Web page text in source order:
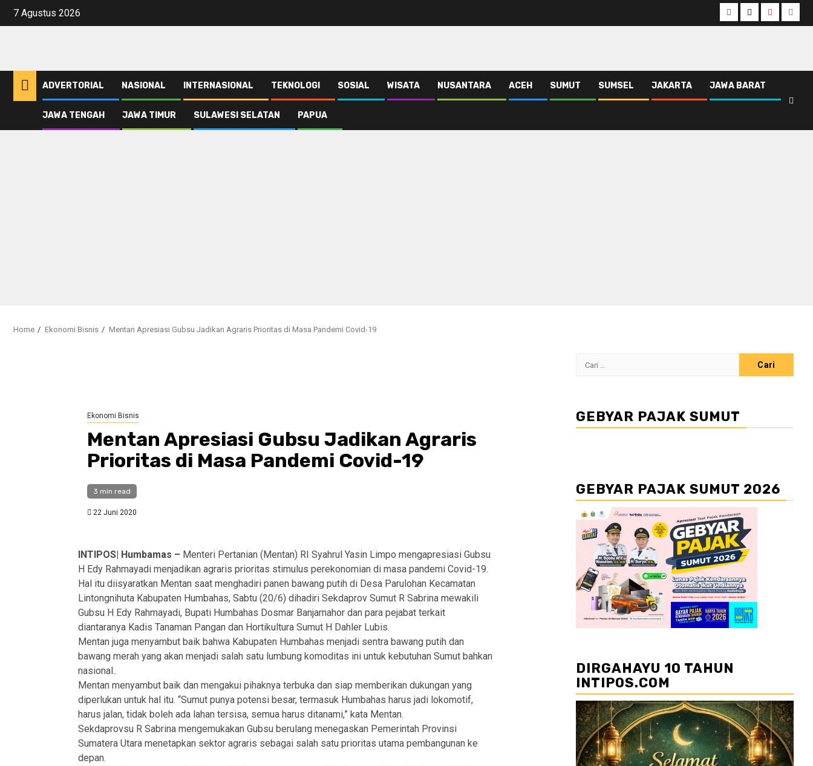
Skip
7 Agustus 2026 Facebook
TwitterYoutube
ADVERTORIAL NASIONAL INTERNASIONAL TEKNOLOGI SOSIAL WISATA NUSANTARA ACEH SUMUT SUMSEL JAKARTA JAWA BARAT
JAWA TENGAH JAWA TIMUR SULAWESI SELATAN PAPUA
Home Ekonomi Bisnis Mentan Apresiasi Gubsu Jadikan Agraris Prioritas di Masa Pandemi Covid-19
Ekonomi Bisnis
Mentan Apresiasi Gubsu Jadikan Agraris
Prioritas di Masa Pandemi Covid-19
3 min read
22 Juni 2020
INTIPOS| Humbamas – Menteri Pertanian (Mentan) RI Syahrul Yasin Limpo mengapresiasi Gubsu
H Edy Rahmayadi menjadikan agraris prioritas stimulus perekonomian di masa pandemi Covid-19.
Hal itu diisyaratkan Mentan saat menghadiri panen bawang putih di Desa Parulohan Kecamatan
Lintongnihuta Kabupaten Humbahas, Sabtu (20/6) dihadiri Sekdaprov Sumut R Sabrina mewakili
Gubsu H Edy Rahmayadi, Bupati Humbahas Dosmar Banjarnahor dan para pejabat terkait
diantaranya Kadis Tanaman Pangan dan Hortikultura Sumut H Dahler Lubis.
Mentan juga menyambut baik bahwa Kabupaten Humbahas menjadi sentra bawang putih dan
bawang merah yang akan menjadi salah satu lumbung komoditas ini untuk kebutuhan Sumut bahkan
nasional..
Mentan menyambut baik dan mengakui pihaknya terbuka dan siap memberikan dukungan yang
diperlukan untuk hal itu. “Sumut punya potensi besar, termasuk Humbahas harus jadi lokomotif,
harus jalan, tidak boleh ada lahan tersisa, semua harus ditanami,” kata Mentan.
Sekdaprovsu R Sabrina mengemukakan Gubsu berulang menegaskan Pemerintah Provinsi
Sumatera Utara menetapkan sektor agraris sebagai salah satu prioritas utama pembangunan ke
depan.
Cari
GEBYAR PAJAK SUMUT
GEBYAR PAJAK SUMUT 2026
DIRGAHAYU 10 TAHUN
INTIPOS.COM